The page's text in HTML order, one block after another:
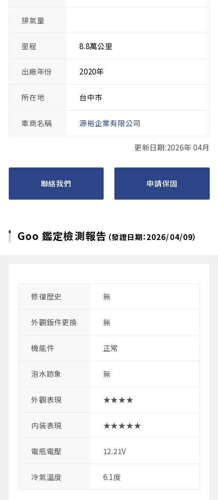
排氣量
里程 8.8萬公里
出廠年份 2020年
所在地 台中市
車商名稱 源裕企業有限公司
更新日期:2026年 04月
聯絡我們 申請保固
Goo 鑑定檢測報告 （發證日期：2026/04/09）
修復歴史 無
外觀鈑件更換 無
機能件 正常
泡水跡象 無
外觀表現 ★★★★
内装表現 ★★★★★
電瓶電壓 12.21V
冷氣溫度 6.1度